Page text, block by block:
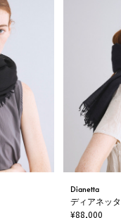
Dianetta
ディアネッタ
¥88,000